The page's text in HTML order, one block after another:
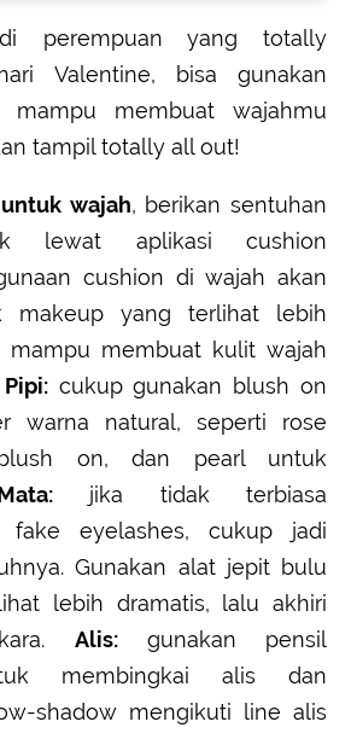
perempuan yang totally
Valentine, bisa gunakan
mampu membuat wajahmu
tampil totally all out!
wajah, berikan sentuhan
lewat aplikasi cushion
cushion di wajah akan
makeup yang terlihat lebih
mampu membuat kulit wajah
Pipi:cukup gunakan blush on
warna natural, seperti rose
on, dan pearl untuk
jika tidak terbiasa
fake eyelashes, cukup jadi
Gunakan alat jepit bulu
lebih dramatis, lalu akhiri
Alis:gunakan pensil
membingkai alis dan
shadow mengikuti line alis